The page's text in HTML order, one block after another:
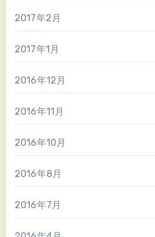
2017年2月
2017年1月
2016年12月
2016年11月
2016年10月
2016年8月
2016年7月